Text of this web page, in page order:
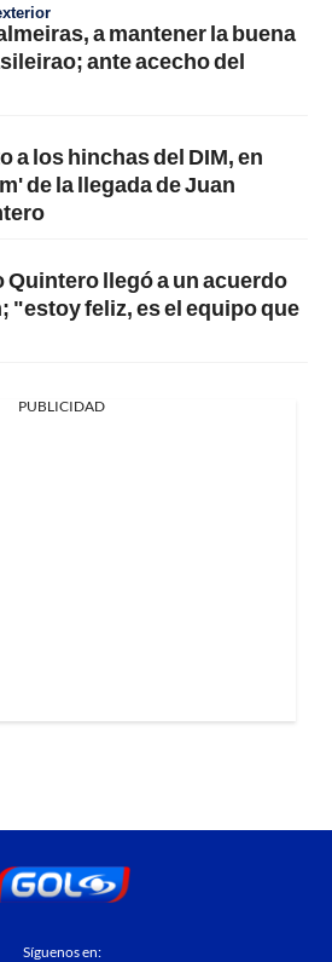
a mantener la buena
ante acecho del
a los hinchas del DIM, en
de la llegada de Juan
Quintero llegó a un acuerdo
"estoy feliz, es el equipo que
PUBLICIDAD
Síguenos en: